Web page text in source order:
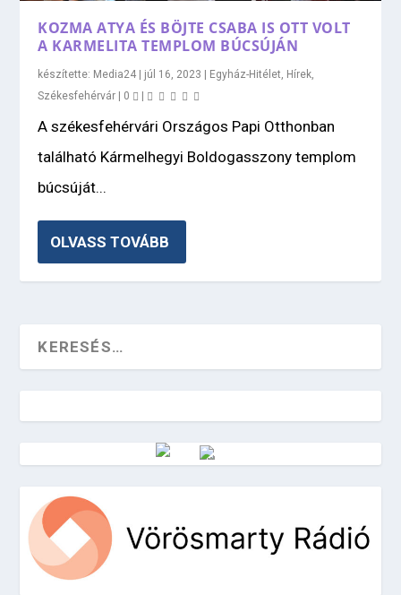
KOZMA ATYA ÉS BÖJTE CSABA IS OTT VOLT
A KARMELITA TEMPLOM BÚCSÚJÁN
készítette: Media24 | júl 16, 2023 | Egyház-Hitélet Hírek
Székesfehérvár | 0 |
A székesfehérvári Országos Papi Otthonban
található Kármelhegyi Boldogasszony templom
búcsúját...
OLVASS TOVÁBB
Vörösmarty Rádió